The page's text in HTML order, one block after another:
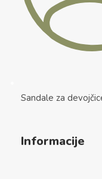
Sandale za
Informacije